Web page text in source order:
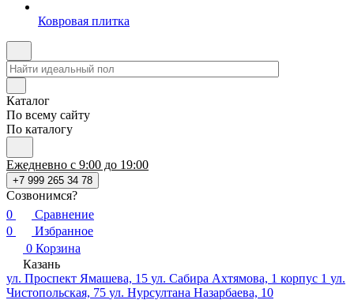
Ковровая плитка
Каталог
По всему сайту
По каталогу
Ежедневно с 9:00 до 19:00
+7 999 265 34 78
Созвонимся?
0
Сравнение
0
Избранное
0 Корзина
Казань
ул. Проспект Ямашева, 15 ул. Сабира Ахтямова, 1 корпус 1 ул.
Чистопольская, 75 ул. Нурсултана Назарбаева, 10